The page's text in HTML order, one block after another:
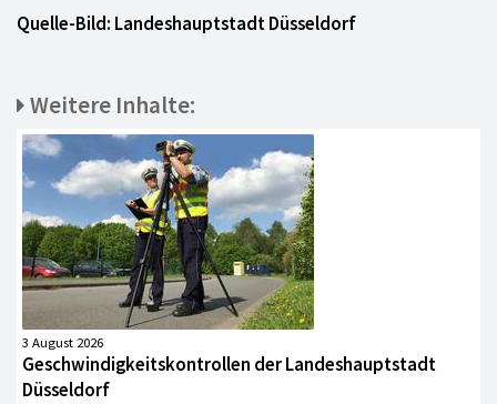
Quelle-Bild: Landeshauptstadt Düsseldorf
Weitere Inhalte:
3 August 2026
Geschwindigkeitskontrollen der Landeshauptstadt
Düsseldorf